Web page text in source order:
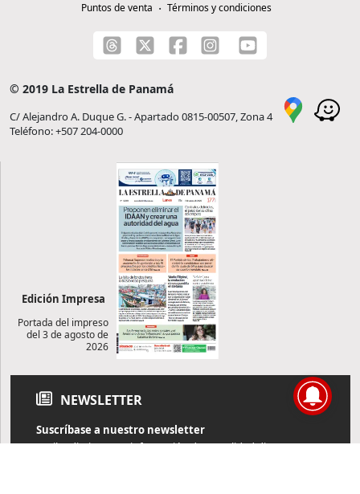
Puntos de venta
Términos y condiciones
© 2019 La Estrella de Panamá
C/ Alejandro A. Duque G. - Apartado 0815-00507, Zona 4
Teléfono: +507 204-0000
Edición Impresa
Portada del impreso
del 3 de agosto de
2026
NEWSLETTER
Suscríbase a nuestro newsletter
Reciba diariamente información de actualidad directamente en